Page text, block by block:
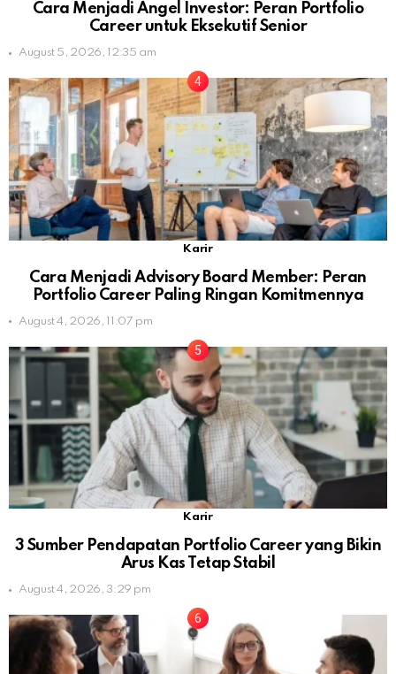
Cara Menjadi Angel Investor: Peran Portfolio
Career untuk Eksekutif Senior
August 5, 2026, 12:35 am
Karir
Cara Menjadi Advisory Board Member: Peran
Portfolio Career Paling Ringan Komitmennya
August 4, 2026, 11:07 pm
Karir
3 Sumber Pendapatan Portfolio Career yang Bikin
Arus Kas Tetap Stabil
August 4, 2026, 3:29 pm